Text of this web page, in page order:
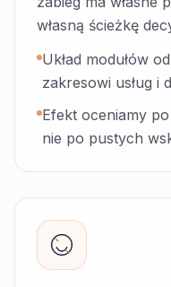
własną ścieżkę
Układ modułów
zakresowi usług i
Efekt oceniamy
nie po pustych